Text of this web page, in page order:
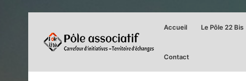
Accueil Le Pôle 22 Bis
Contact